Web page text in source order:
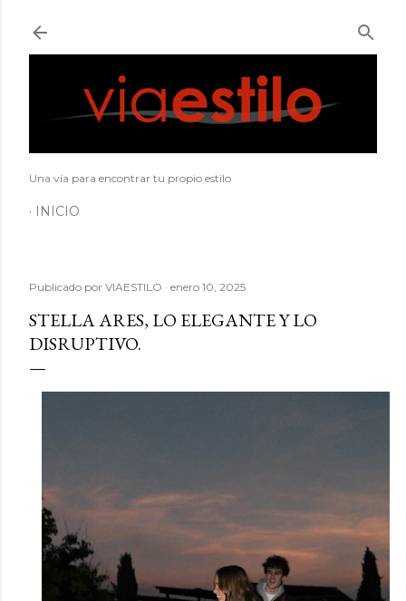
Una vía para encontrar tu propio estilo
INICIO
Publicado por VIAESTILO enero 10, 2025
STELLA ARES, LO ELEGANTE Y LO
DISRUPTIVO.